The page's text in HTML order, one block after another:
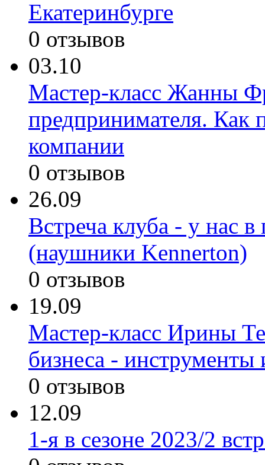
Екатеринбурге
0 отзывов
03.10
Мастер-класс Жанны
предпринимателя. Как
компании
0 отзывов
26.09
Встреча клуба - у нас
(наушники Kennerton)
0 отзывов
19.09
Мастер-класс Ирины
бизнеса -
0 отзывов
12.09
1-я в сезоне 2023/2